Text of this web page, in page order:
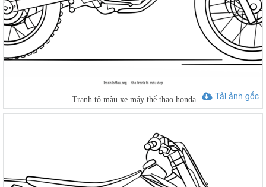
Tải ảnh gốc
Tranh tô màu xe máy thể thao honda